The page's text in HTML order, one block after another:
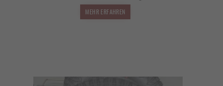
MEHR ERFAHREN